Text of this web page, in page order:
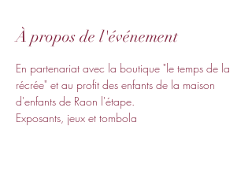
À propos de l'événement
En partenariat avec la boutique "le temps de la
récrée" et au profit des enfants de la maison
d'enfants de Raon l'étape.
Exposants, jeux et tombola